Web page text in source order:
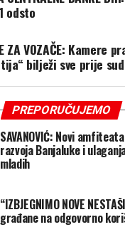
odsto
ZA VOZAČE: Kamere
bilježi sve prije
PREPORUČUJEMO
SAVANOVIĆ: Novi
razvoja Banjaluke i
mladih
“IZBJEGNIMO NOVE
građane na odgovorno